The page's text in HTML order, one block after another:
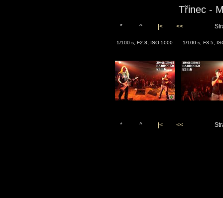
Třinec -
* ^ |< <<
1/100 s, F2.8, ISO 5000 1/100 s, F3.5,
* ^ |< <<